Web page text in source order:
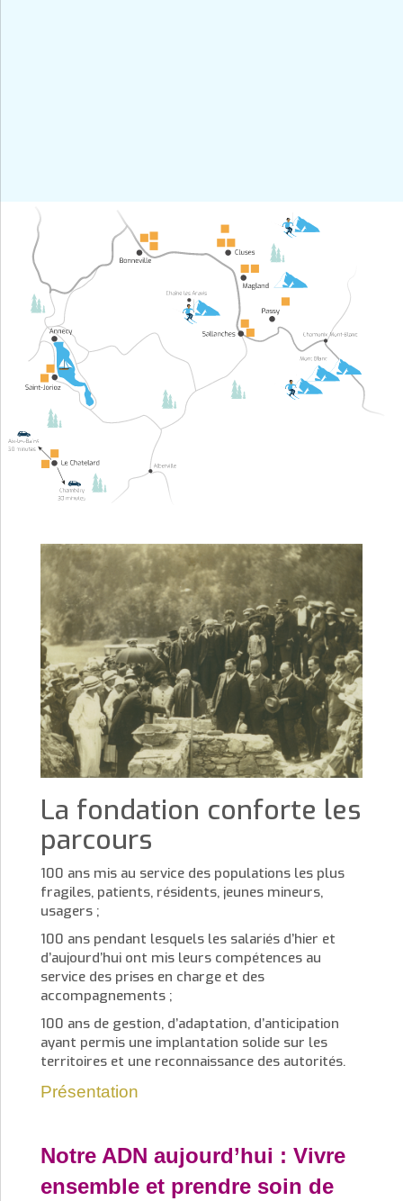
La fondation conforte les
parcours
100 ans mis au service des populations les plus
fragiles, patients, résidents, jeunes mineurs,
usagers ;
100 ans pendant lesquels les salariés d’hier et
d’aujourd’hui ont mis leurs compétences au
service des prises en charge et des
accompagnements ;
100 ans de gestion, d’adaptation, d’anticipation
ayant permis une implantation solide sur les
territoires et une reconnaissance des autorités.
Présentation
Notre ADN aujourd’hui : Vivre
ensemble et prendre soin de